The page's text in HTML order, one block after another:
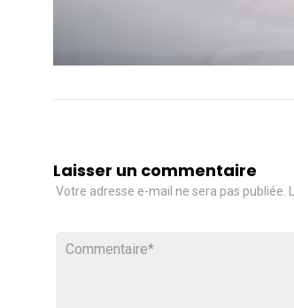
Laisser un commentaire
Votre adresse e-mail ne sera pas publiée.